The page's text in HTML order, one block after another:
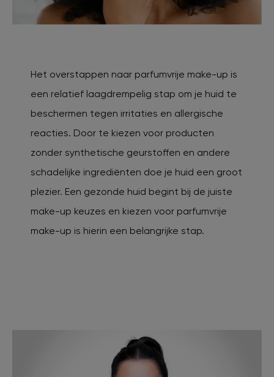
Het overstappen naar parfumvrije make-up is
een relatief laagdrempelig stap om je huid te
beschermen tegen irritaties en allergische
reacties. Door te kiezen voor producten
zonder synthetische geurstoffen en andere
schadelijke ingrediënten doe je huid een groot
plezier. Een gezonde huid begint bij de juiste
make-up keuzes en kiezen voor parfumvrije
make-up is hierin een belangrijke stap.